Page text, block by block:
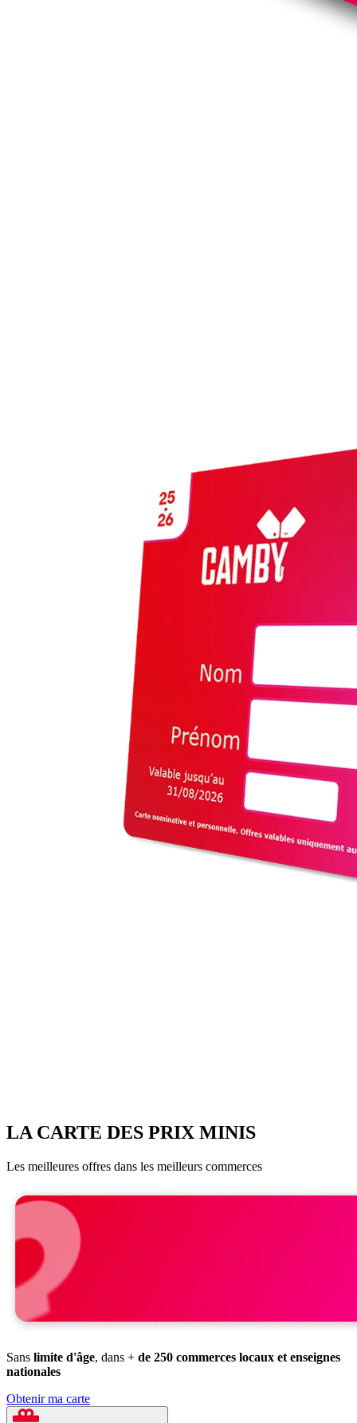
LA CARTE DES PRIX MINIS
Les meilleures offres dans les meilleurs commerces
Sans limite d'âge, dans + de 250 commerces locaux et enseignes
nationales
Obtenir ma carte